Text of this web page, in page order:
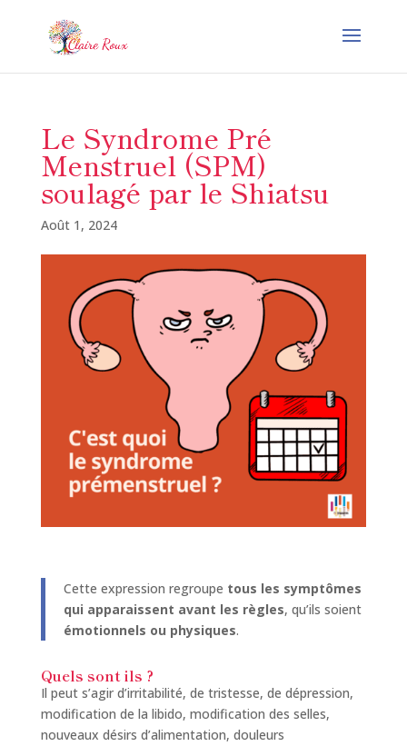
Le Syndrome Pré
Menstruel (SPM)
soulagé par le Shiatsu
Août 1, 2024
Cette expression regroupe tous les symptômes
qui apparaissent avant les règles, qu’ils soient
émotionnels ou physiques.
Quels sont ils ?
Il peut s’agir d’irritabilité, de tristesse, de dépression,
modification de la libido, modification des selles,
nouveaux désirs d’alimentation, douleurs